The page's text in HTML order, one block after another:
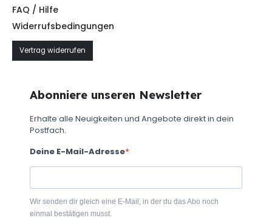
FAQ / Hilfe
Widerrufsbedingungen
Vertrag widerrufen
Abonniere unseren Newsletter
Erhalte alle Neuigkeiten und Angebote direkt in dein
Postfach.
Deine E-Mail-Adresse
Wir senden dir gleich eine E-Mail, in der du das Abo noch
einmal bestätigen musst.